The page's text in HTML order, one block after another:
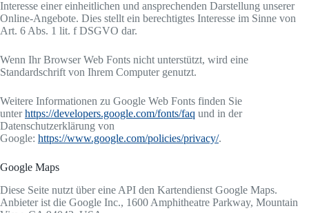
Interesse einer einheitlichen und ansprechenden Darstellung unserer
Online-Angebote. Dies stellt ein berechtigtes Interesse im Sinne von
Art. 6 Abs. 1 lit. f DSGVO dar.
Wenn Ihr Browser Web Fonts nicht unterstützt, wird eine
Standardschrift von Ihrem Computer genutzt.
Weitere Informationen zu Google Web Fonts finden Sie
unterhttps://developers.google.com/fonts/faq und in der
Datenschutzerklärung von
Google: https://www.google.com/policies/privacy/.
Google Maps
Diese Seite nutzt über eine API den Kartendienst Google Maps.
Anbieter ist die Google Inc., 1600 Amphitheatre Parkway, Mountain